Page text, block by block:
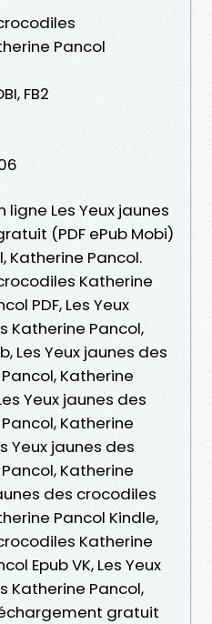
Pancol
FB2
Les Yeux jaunes
(PDF ePub Mobi)
Katherine Pancol.
Katherine
PDF, Les Yeux
Katherine Pancol,
Les Yeux jaunes des
Katherine
Yeux jaunes des
Katherine
Yeux jaunes des
Katherine
des crocodiles
Pancol Kindle,
Katherine
Epub VK, Les Yeux
Katherine Pancol,
gratuit